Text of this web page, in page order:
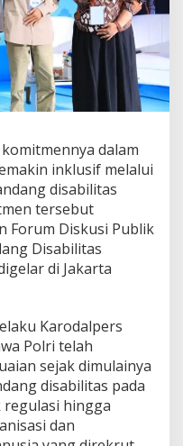
dalam
inklusif melalui
disabilitas
tersebut
Forum Diskusi Publik
Disabilitas
di Jakarta
Karodalpers
Polri telah
sejak dimulainya
disabilitas pada
regulasi hingga
dan